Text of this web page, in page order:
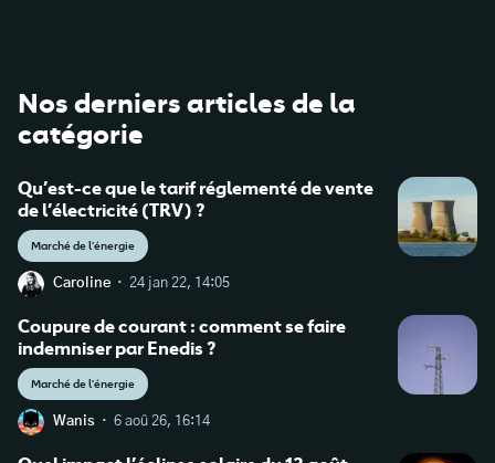
Natural Gas Extraction | Exploration to Transportation [4
Steps]
Nos derniers articles de la
catégorie
Qu’est-ce que le tarif réglementé de vente
de l’électricité (TRV) ?
Marché de l'énergie
Caroline · 24 jan 22, 14:05
Coupure de courant : comment se faire
indemniser par Enedis ?
Marché de l'énergie
Wanis · 6 aoû 26, 16:14